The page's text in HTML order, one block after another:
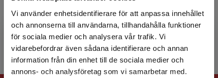
Vi använder enhetsidentifierare för att anpassa innehållet
och annonserna till användarna, tillhandahålla funktioner
för sociala medier och analysera vår trafik. Vi
vidarebefordrar även sådana identifierare och annan
information från din enhet till de sociala medier och
annons- och analysföretag som vi samarbetar med.
Begränsad fraktregion
Hans forskning behandlar styrning, organisering